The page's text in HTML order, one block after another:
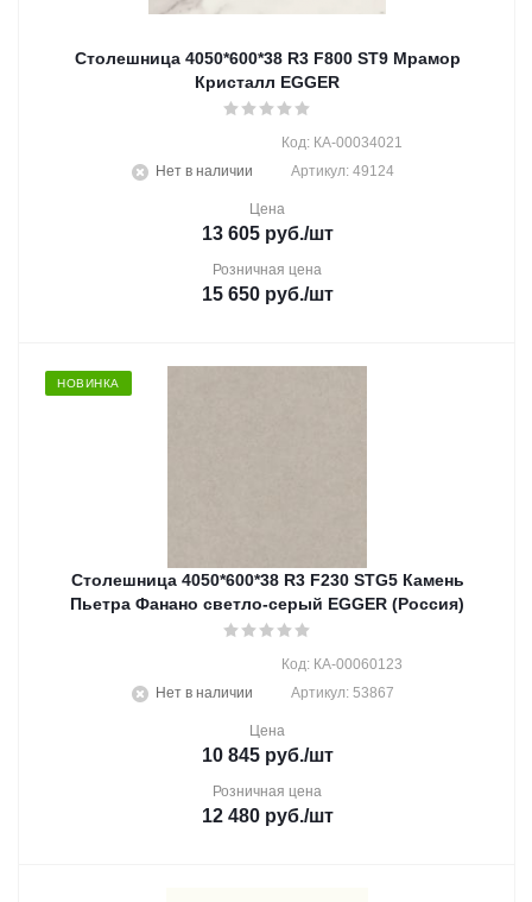
Столешница 4050*600*38 R3 F800 ST9 Мрамор
Кристалл EGGER
Нет в наличии
Код: КА-00034021
Артикул: 49124
Цена
13 605руб./шт
Розничная цена
15 650руб./шт
НОВИНКА
Столешница 4050*600*38 R3 F230 STG5 Камень
Пьетра Фанано светло-серый EGGER (Россия)
Нет в наличии
Код: КА-00060123
Артикул: 53867
Цена
10 845руб./шт
Розничная цена
12 480руб./шт